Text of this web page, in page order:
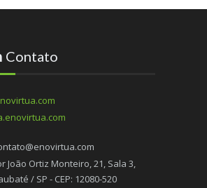
Contato
João Ortiz Monteiro, 21, Sala 3,
/ SP - CEP: 12080-520